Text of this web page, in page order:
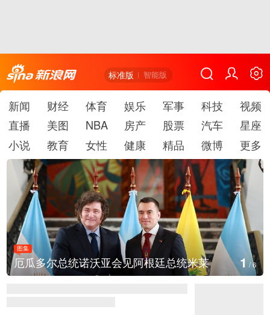
标准版 智能版
新闻 财经 体育 娱乐 军事 科技
视频
直播
美图 NBA 房产 股票 汽车
星座
小说
教育 女性 健康 精品 微博 更多
图集
厄瓜多尔总统诺沃亚会见阿根廷总统米莱 1/6